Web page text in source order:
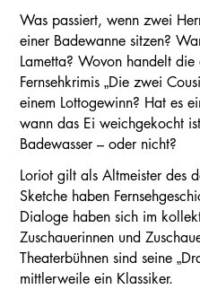
Was passiert, wenn zwei
einer Badewanne sitzen?
Lametta? Wovon handelt
Fernsehkrimis „Die zwei
einem Lottogewinn? Hat es
wann das Ei weichgekocht
Badewasser – oder nicht?
Loriot gilt als Altmeister des
Sketche haben
Dialoge haben sich im
Zuschauerinnen und
Theaterbühnen sind seine
mittlerweile ein Klassiker.